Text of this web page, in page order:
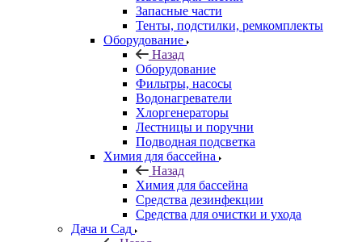
Запасные части
Тенты, подстилки, ремкомплекты
Оборудование
Назад
Оборудование
Фильтры, насосы
Водонагреватели
Хлоргенераторы
Лестницы и поручни
Подводная подсветка
Химия для бассейна
Назад
Химия для бассейна
Средства дезинфекции
Средства для очистки и ухода
Дача и Сад